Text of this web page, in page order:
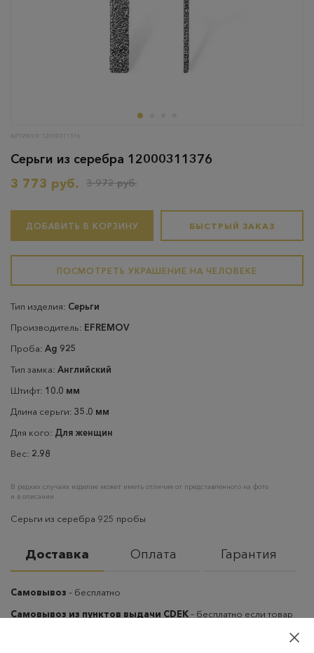
АРТИКУЛ: 12000311376
Серьги из серебра 12000311376
3 773 руб.
3 972 руб.
ДОБАВИТЬ В КОРЗИНУ БЫСТРЫЙ ЗАКАЗ
ПОСМОТРЕТЬ УКРАШЕНИЕ НА ЧЕЛОВЕКЕ
Тип изделия: Серьги
Производитель: EFREMOV
Проба: Ag 925
Тип замка: Английский
Штифт: 10.0 мм
Длина серьги: 35.0 мм
Для кого: Для женщин
Вес: 2.98
В редких случаях изделие может иметь отличие от представленного на фото
и в описании
Серьги из серебра 925 пробы
Доставка Оплата Гарантия
Самовывоз – бесплатно
Самовывоз из пунктов выдачи CDEK– бесплатно если товар